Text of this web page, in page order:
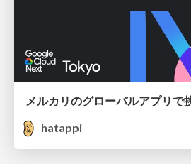
hatappi